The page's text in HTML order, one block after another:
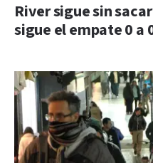
River sigue sin
sigue el empate 0 a